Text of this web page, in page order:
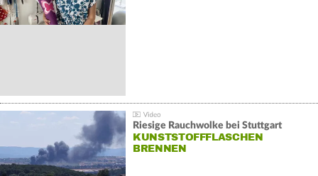
Riesige Rauchwolke bei Stuttgart
KUNSTSTOFFFLASCHEN
BRENNEN